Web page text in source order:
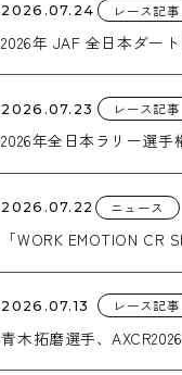
2026.07.24 レース記事
2026年 JAF 全日本ダー
2026.07.23 レース記事
2026年全日本ラリー選手
2026.07.22 ニュース
「WORK EMOTION
2026.07.13 レース記事
青木拓磨選手、